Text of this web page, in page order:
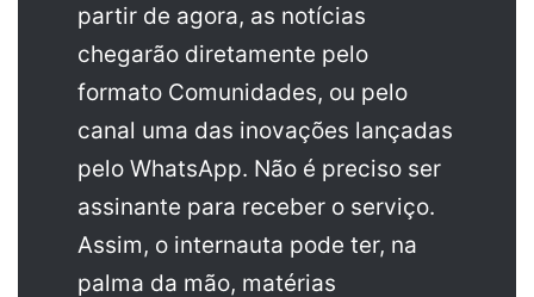
partir de agora, as notícias
chegarão diretamente pelo
formato Comunidades, ou pelo
canal uma das inovações lançadas
pelo WhatsApp. Não é preciso ser
assinante para receber o serviço.
Assim, o internauta pode ter, na
palma da mão, matérias